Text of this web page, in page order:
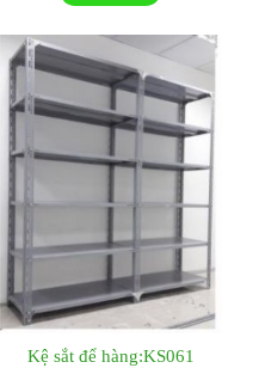
Kệ sắt để hàng:KS061